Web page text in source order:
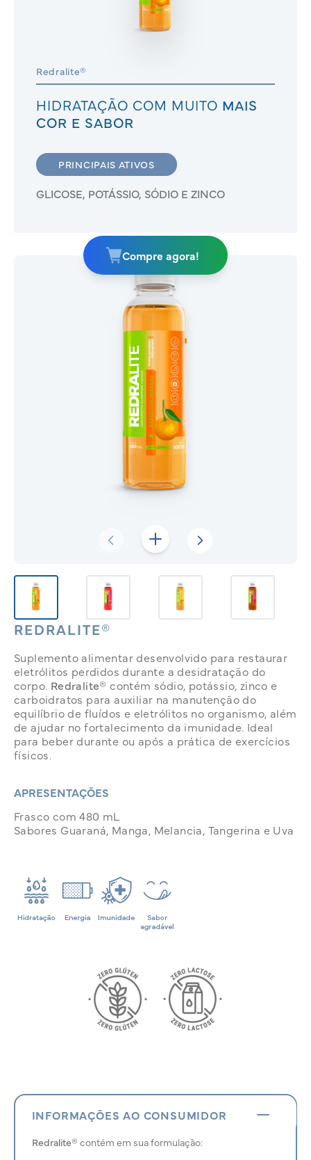
Redralite®
HIDRATAÇÃO COM MUITO MAIS
COR E SABOR
PRINCIPAIS ATIVOS
GLICOSE, POTÁSSIO, SÓDIO E ZINCO
Compre agora!
REDRALITE®
Suplemento alimentar desenvolvido para restaurar
eletrólitos perdidos durante a desidratação do
corpo. Redralite® contém sódio, potássio, zinco e
carboidratos para auxiliar na manutenção do
equilíbrio de fluídos e eletrólitos no organismo, além
de ajudar no fortalecimento da imunidade. Ideal
para beber durante ou após a prática de exercícios
físicos.
APRESENTAÇÕES
Frasco com 480 mL
Sabores Guaraná, Manga, Melancia, Tangerina e Uva
INFORMAÇÕES AO CONSUMIDOR
Redralite® contém em sua formulação: